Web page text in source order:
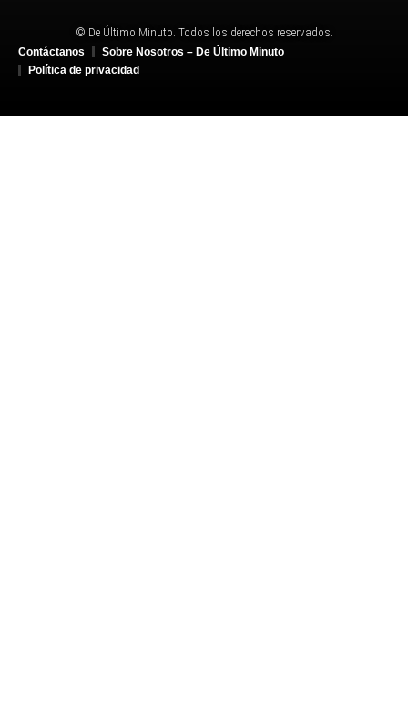
© De Último Minuto. Todos los derechos reservados.
Contáctanos
Sobre Nosotros – De Último Minuto
Política de privacidad